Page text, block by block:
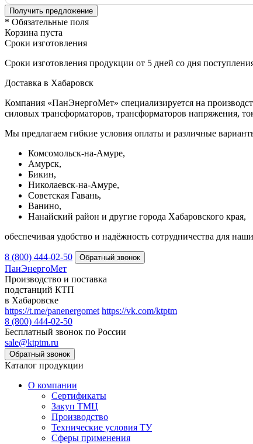
* Обязательные поля
Корзина пуста
Сроки изготовления
Сроки изготовления продукции от 5 дней со дня
Доставка в Хабаровск
Компания «ПанЭнергоМет» специализируется на
силовых трансформаторов, трансформаторов напряжения,
Мы предлагаем гибкие условия оплаты и различные
Комсомольск-на-Амуре,
Амурск,
Бикин,
Николаевск-на-Амуре,
Советская Гавань,
Ванино,
Нанайский район и другие города Хабаровского края,
обеспечивая удобство и надёжность сотрудничества для
8 (800) 444-02-50
ПанЭнергоМет
Производство и поставка
подстанций КТП
в Хабаровске
https://t.me/panenergomet https://vk.com/ktptm
8 (800) 444-02-50
Бесплатный звонок по России
sale@ktptm.ru
Каталог продукции
О компании
Сертификаты
Закуп ТМЦ
Производство
Технические условия ТУ
Сферы применения